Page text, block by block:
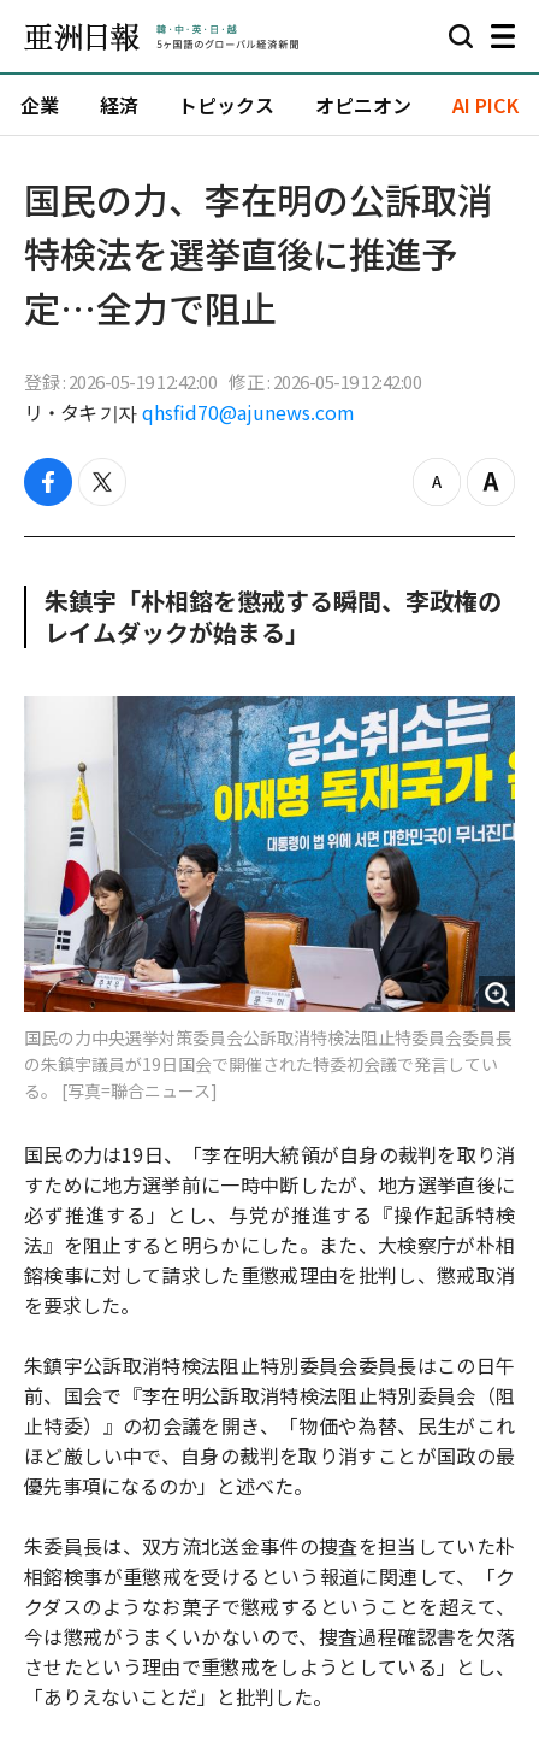
企業 経済 トピックス オピニオン AI PICK
国民の力、李在明の公訴取消
特検法を選挙直後に推進予
定…全力で阻止
登録 : 2026-05-19 12:42:00 修正 : 2026-05-19 12:42:00
リ・タキ 기자 qhsfid70@ajunews.com
f
c
b
o
o
t
i
e
r
z
o
o
u
Z
o
n
朱鎮宇「朴相鎔を懲戒する瞬間、李政権の
レイムダックが始まる」
国民の力中央選挙対策委員会公訴取消特検法阻止特委員会委員長
の朱鎮宇議員が19日国会で開催された特委初会議で発言してい
る。 [写真=聯合ニュース]
国民の力は19日、「李在明大統領が自身の裁判を取り消
すために地方選挙前に一時中断したが、地方選挙直後に
必ず推進する」とし、与党が推進する『操作起訴特検
法』を阻止すると明らかにした。また、大検察庁が朴相
鎔検事に対して請求した重懲戒理由を批判し、懲戒取消
を要求した。
朱鎮宇公訴取消特検法阻止特別委員会委員長はこの日午
前、国会で『李在明公訴取消特検法阻止特別委員会（阻
止特委）』の初会議を開き、「物価や為替、民生がこれ
ほど厳しい中で、自身の裁判を取り消すことが国政の最
優先事項になるのか」と述べた。
朱委員長は、双方流北送金事件の捜査を担当していた朴
相鎔検事が重懲戒を受けるという報道に関連して、「ク
クダスのようなお菓子で懲戒するということを超えて、
今は懲戒がうまくいかないので、捜査過程確認書を欠落
させたという理由で重懲戒をしようとしている」とし、
「ありえないことだ」と批判した。